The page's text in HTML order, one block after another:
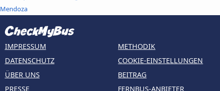
Mendoza
IMPRESSUM
DATENSCHUTZ
ÜBER UNS
PRESSE
METHODIK
COOKIE-EINSTELLUNGEN
BEITRAG
FERNBUS-ANBIETER